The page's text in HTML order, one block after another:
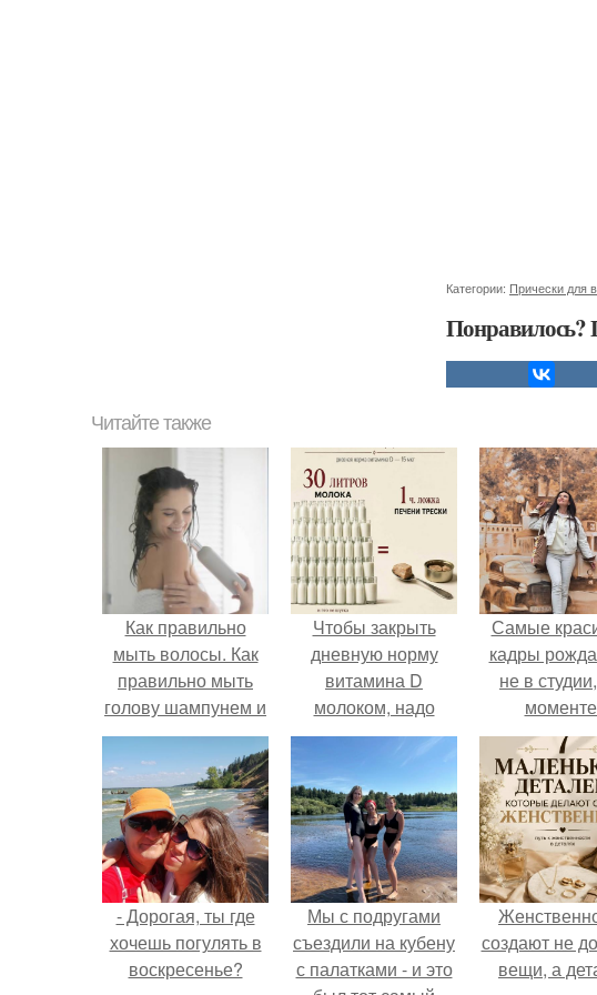
Категории: Прически для
Понравилось?
Читайте также
Как правильно
мыть волосы. Как
правильно мыть
голову шампунем и
пользоваться
бальзамом – этапы
и
последовательность
Чтобы закрыть
дневную норму
витамина D
молоком, надо
выпить 30 литров
чайную ложку
печени трески.
Самые
кадры
не в
- Дорогая, ты где
хочешь погулять в
воскресенье?
Мы с подругами
съездили на кубену
с палатками - и это
создают не
вещи, а